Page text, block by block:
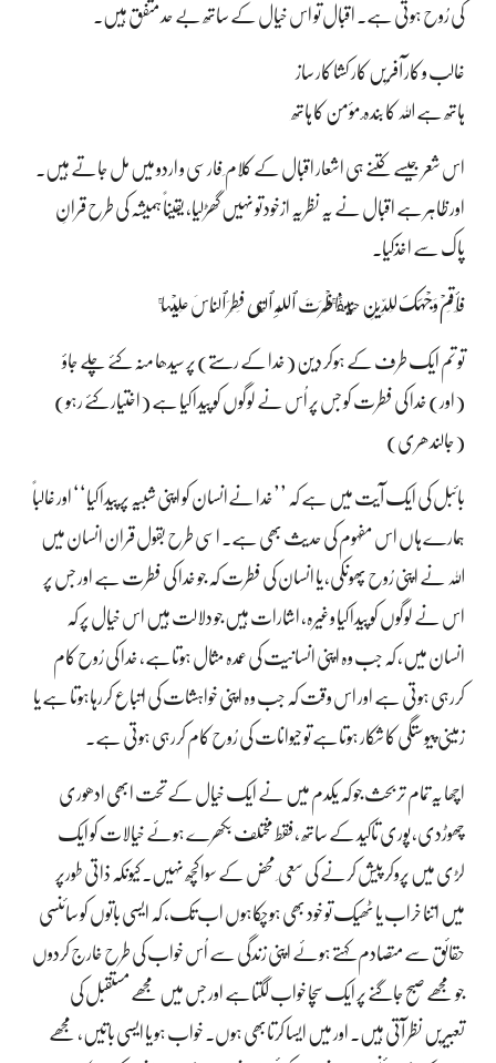
کی رُوح ہوتی ہے۔ اقبال تو اس خیال کے ساتھ بے حد متفق ہیں۔
غالب و کار آفریں کار کشا کار ساز
ہاتھ ہے اللہ کا بندہ ٔ مؤمن کا ہاتھ
اس شعر جیسے کتنے ہی اشعار اقبال کے کلام ِ فارسی و اردو میں مل جاتے ہیں۔
اور ظاہر ہے اقبال نے یہ نظریہ ازخود تو نہیں گھڑلیا، یقیناً ہمیشہ کی طرح قرانِ
پاک سے اخذکیا۔
فَأَقِمۡ وَجۡهَكَ لِلدِّينِ حَنِيفً۬ا‌ۚ فِطۡرَتَ ٱللَّهِ ٱلَّتِى فَطَرَ ٱلنَّاسَ عَلَيۡہَا‌ۚ
تو تم ایک طرف کے ہوکر دین (خدا کے رستے) پر سیدھا منہ کئے چلے جاؤ
(اور) خدا کی فطرت کو جس پر اُس نے لوگوں کو پیدا کیا ہے (اختیار کئے رہو)
(جالندھری)
بائبل کی ایک آیت میں ہے کہ ’’خدا نےانسان کو اپنی شبیہ پر پیدا کیا‘‘ اور غالباً
ہمارے ہاں اس مفہوم کی حدیث بھی ہے۔ اسی طرح بقول قران انسان میں
اللہ نے اپنی رُوح پھونکی، یا انسان کی فطرت کہ جو خدا کی فطرت ہے اور جس پر
اس نے لوگوں کو پیدا کیا وغیرہ، اشارات ہیں جو دلالت ہیں اس خیال پر کہ
انسان میں، کہ جب وہ اپنی انسانیت کی عمدہ مثال ہوتاہے، خدا کی رُوح کام
کررہی ہوتی ہے اور اس وقت کہ جب وہ اپنی خواہشات کی اتباع کررہاہوتا ہے یا
زمینی پیوستگی کا شکار ہوتاہے تو حیوانات کی رُوح کام کررہی ہوتی ہے۔
اچھا یہ تمام تر بحث جو کہ یکدم میں نے ایک خیال کے تحت ابھی ادھوری
چھوڑدی، پوری تاکید کے ساتھ ، فقط مختلف بکھرے ہوئے خیالات کو ایک
لڑی میں پروکر پیش کرنے کی سعی ِ محض کے سوا کچھ نہیں۔ کیونکہ ذاتی طورپر
میں اتنا خراب یا ٹھیک تو خود بھی ہوچکاہوں اب تک، کہ ایسی باتوں کو سائنسی
حقائق سے متصادم کہتے ہوئے اپنی زندگی سے اُس خواب کی طرح خارج کردوں
جو مجھے صبح جاگنے پر ایک سچا خواب لگتاہے اور جس میں مجھے مستقبل کی
تعبیریں نظر آتی ہیں۔ اور میں ایسا کرتابھی ہوں۔ خواب ہو یا ایسی باتیں، مجھے